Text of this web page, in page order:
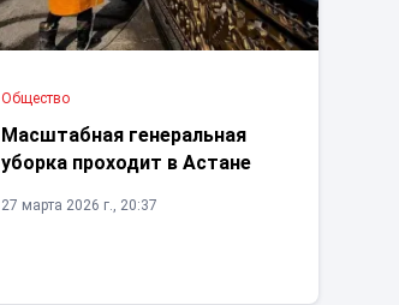
Общество
Масштабная генеральная
уборка проходит в Астане
27 марта 2026 г., 20:37